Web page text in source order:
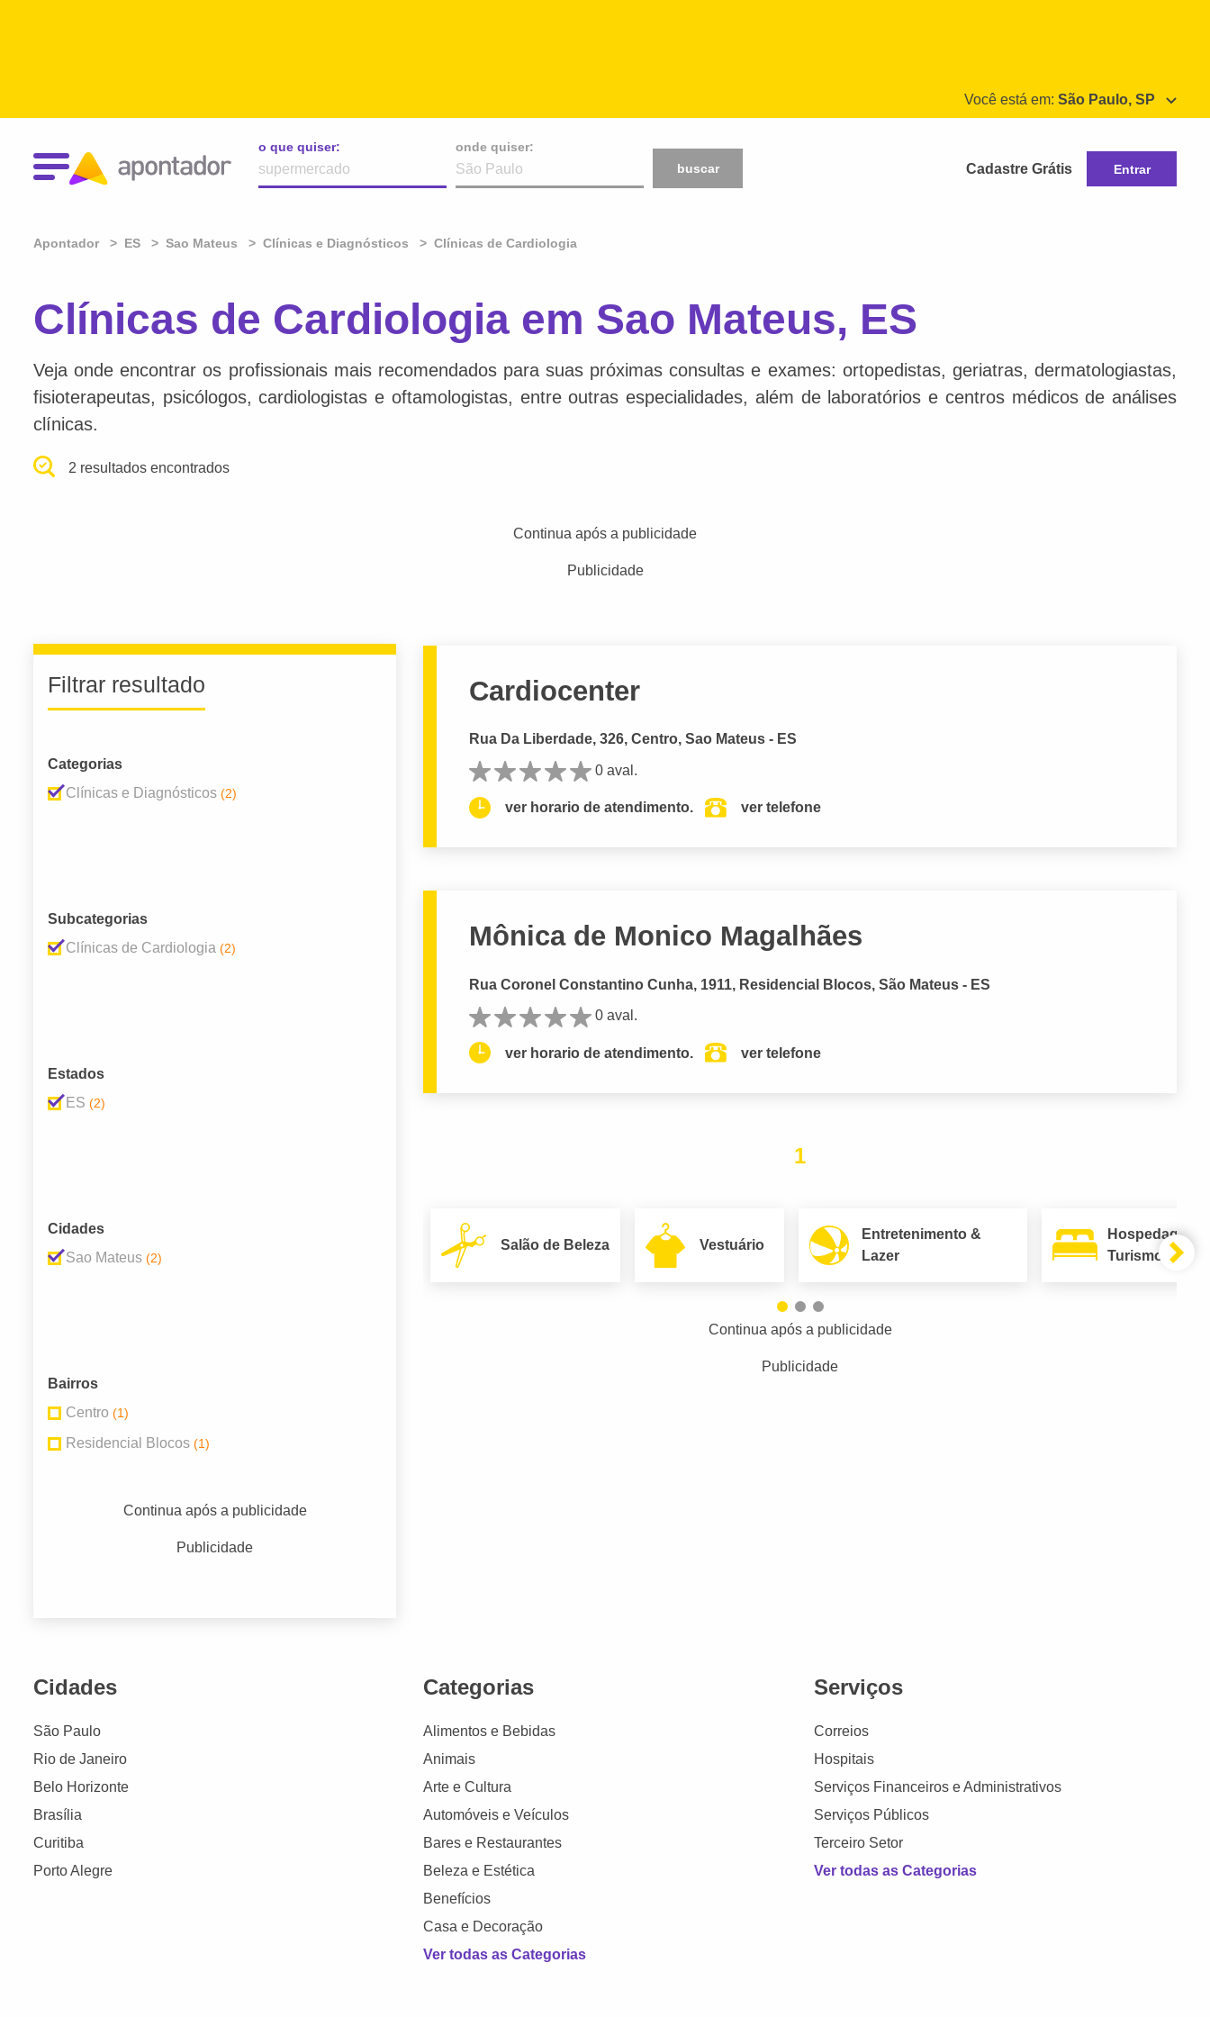
Você está em: São Paulo, SP
o que quiser:
onde quiser:
buscar
Cadastre Grátis Entrar
Apontador ES Sao Mateus Clínicas e Diagnósticos Clínicas de Cardiologia
Clínicas de Cardiologia em Sao Mateus, ES
Veja onde encontrar os profissionais mais recomendados para suas próximas consultas e exames: ortopedistas, geriatras, dermatologiastas,
fisioterapeutas, psicólogos, cardiologistas e oftamologistas, entre outras especialidades, além de laboratórios e centros médicos de análises
clínicas.
2 resultados encontrados
Continua após a publicidade
Publicidade
Filtrar resultado
Categorias
Clínicas e Diagnósticos (2)
Subcategorias
Clínicas de Cardiologia (2)
Estados
ES (2)
Cidades
Sao Mateus (2)
Bairros
Centro (1)
Residencial Blocos (1)
Continua após a publicidade
Publicidade
Cardiocenter
Rua Da Liberdade, 326, Centro, Sao Mateus - ES
0 aval.
ver horario de atendimento. ver telefone
Mônica de Monico Magalhães
Rua Coronel Constantino Cunha, 1911, Residencial Blocos, São Mateus - ES
0 aval.
ver horario de atendimento. ver telefone
1
Salão de Beleza Vestuário
Entretenimento &
Lazer
Hospedagem
Turismo
Continua após a publicidade
Publicidade
Cidades
São Paulo
Rio de Janeiro
Belo Horizonte
Brasília
Curitiba
Porto Alegre
Categorias
Alimentos e Bebidas
Animais
Arte e Cultura
Automóveis e Veículos
Bares e Restaurantes
Beleza e Estética
Benefícios
Casa e Decoração
Ver todas as Categorias
Serviços
Correios
Hospitais
Serviços Financeiros e Administrativos
Serviços Públicos
Terceiro Setor
Ver todas as Categorias